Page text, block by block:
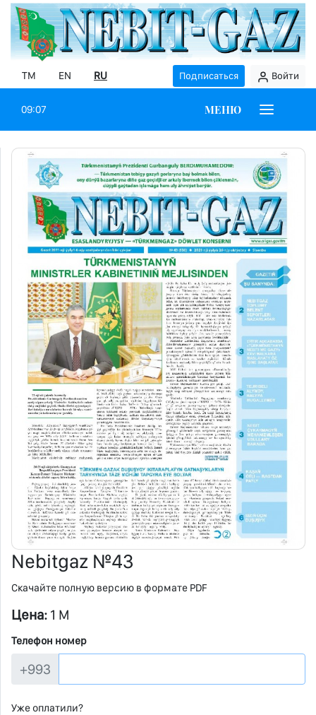
TM EN RU Подписаться Войти
09:07 МЕНЮ
Nebitgaz №43
Скачайте полную версию в формате PDF
Цена: 1 M
Телефон номер
+993
Уже оплатили?